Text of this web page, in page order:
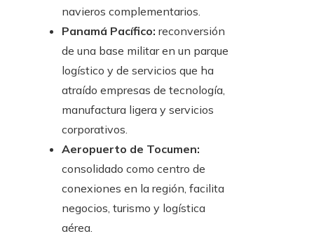
navieros complementarios.
Panamá Pacífico: reconversión
de una base militar en un parque
logístico y de servicios que ha
atraído empresas de tecnología,
manufactura ligera y servicios
corporativos.
Aeropuerto de Tocumen:
consolidado como centro de
conexiones en la región, facilita
negocios, turismo y logística
aérea.